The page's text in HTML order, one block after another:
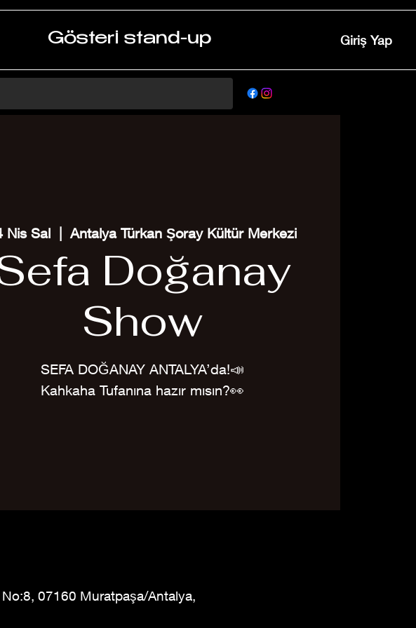
Gösteri stand-up Giriş Yap
Nis Sal
  |
Antalya Türkan Şoray Kültür Merkezi
Doğanay
Show
SEFA DOĞANAY ANTALYA’da!📣
Kahkaha Tufanına hazır mısın?👀
07160 Muratpaşa/Antalya,